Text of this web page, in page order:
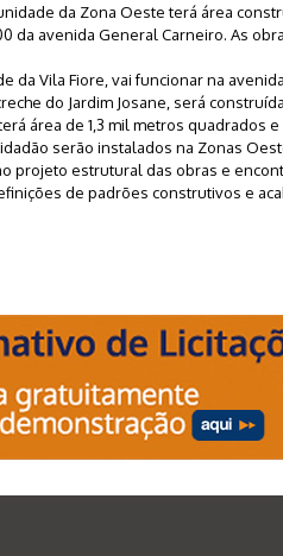
da Zona Oeste terá área
da avenida General Carneiro. As
da Vila Fiore, vai funcionar na
do Jardim Josane, será
área de 1,3 mil metros quadrados
serão instalados na Zonas
projeto estrutural das obras e
de padrões construtivos e